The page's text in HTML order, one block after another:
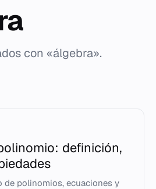
con «álgebra».
definición,
de polinomios, ecuaciones y